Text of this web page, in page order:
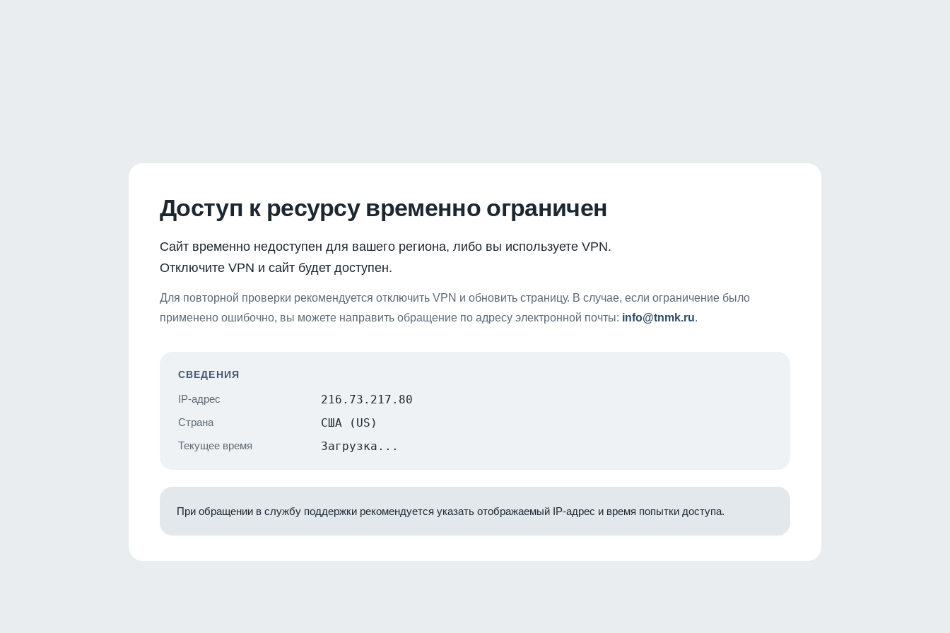
Доступ к ресурсу временно ограничен
Сайт временно недоступен для вашего региона, либо вы используете VPN.
Отключите VPN и сайт будет доступен.
Для повторной проверки рекомендуется отключить VPN и обновить страницу. В случае, если ограничение было
применено ошибочно, вы можете направить обращение по адресу электронной почты: info@tnmk.ru.
СВЕДЕНИЯ
IP-адрес 216.73.217.80
Страна США (US)
Текущее время Загрузка...
При обращении в службу поддержки рекомендуется указать отображаемый IP-адрес и время попытки доступа.